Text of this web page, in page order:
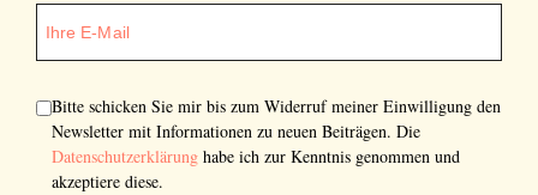
Bitte schicken Sie mir bis zum Widerruf meiner Einwilligung den
Newsletter mit Informationen zu neuen Beiträgen. Die
Datenschutzerklärung habe ich zur Kenntnis genommen und
akzeptiere diese.